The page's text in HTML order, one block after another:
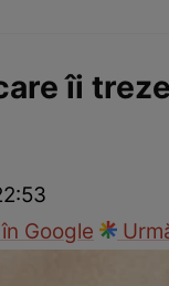
îi
Google